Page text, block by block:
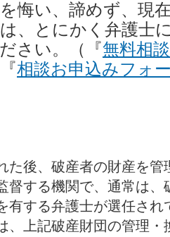
悔い、諦めず、現
、とにかく弁護士
さい。（『無料相
相談お申込みフォ
た後、破産者の財産を管
督する機関で、通常は、
有する弁護士が選任され
、上記破産財団の管理・